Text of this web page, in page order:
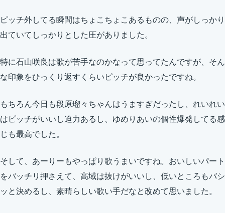
ピッチ外してる瞬間はちょこちょこあるものの、声がしっかり
出ていてしっかりとした圧がありました。
特に石山咲良は歌が苦手なのかなって思ってたんですが、そん
な印象をひっくり返すくらいピッチが良かったですね。
もちろん今日も段原瑠々ちゃんはうますぎだったし、れいれい
はピッチがいいし迫力あるし、ゆめりあいの個性爆発してる感
じも最高でした。
そして、あーりーもやっぱり歌うまいですね。おいしいパート
をバッチリ押さえて、高域は抜けがいいし、低いところもバシ
ッと決めるし、素晴らしい歌い手だなと改めて思いました。